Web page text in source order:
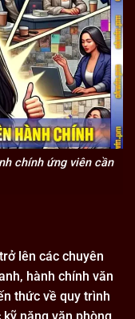
chính ứng viên cần
lên các chuyên
hành chính văn
thức về quy trình